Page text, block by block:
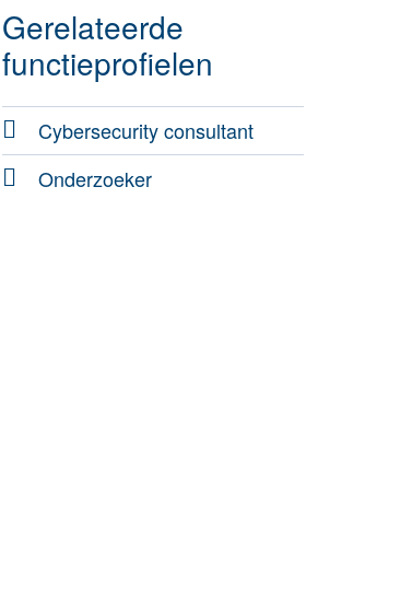
Gerelateerde
functieprofielen
Cybersecurity consultant
Onderzoeker